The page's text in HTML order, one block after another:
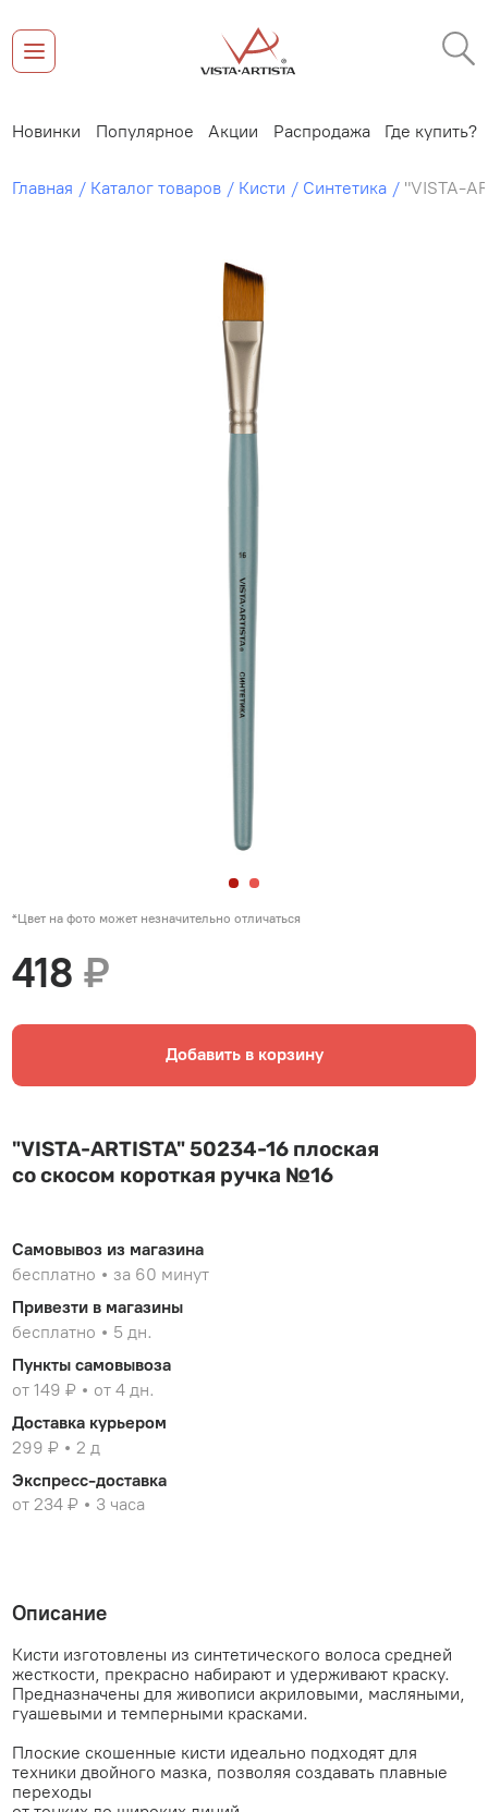
Новинки Популярное Акции Распродажа Где купить?
Главная Каталог товаров Кисти Синтетика "VISTA-
*Цвет на фото может незначительно отличаться
418₽
Добавить в корзину
"VISTA-ARTISTA" 50234-16 плоская
со скосом короткая ручка №16
Самовывоз из магазина
бесплатно
за 60 минут
Привезти в магазины
бесплатно
5 дн.
Пункты самовывоза
от 149 ₽
от 4 дн.
Доставка курьером
299 ₽
2 д
Экспресс-доставка
от 234 ₽
3 часа
Описание
Кисти изготовлены из синтетического волоса средней
жесткости, прекрасно набирают и удерживают краску.
Предназначены для живописи акриловыми, масляными,
гуашевыми и темперными красками.
Плоские скошенные кисти идеально подходят для
техники двойного мазка, позволяя создавать плавные
переходы